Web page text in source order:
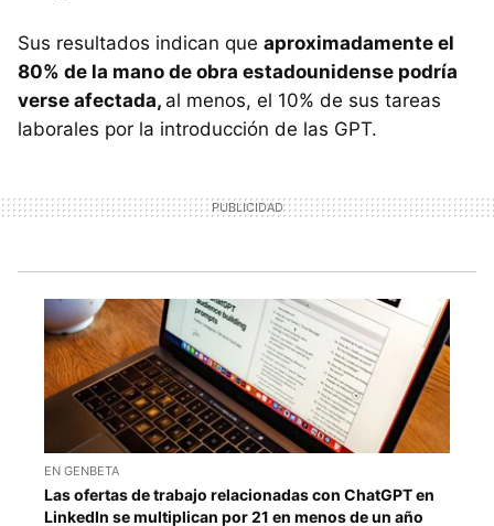
Sus resultados indican que aproximadamente el
80% de la mano de obra estadounidense podría
verse afectada, al menos, el 10% de sus tareas
laborales por la introducción de las GPT.
EN GENBETA
Las ofertas de trabajo relacionadas con ChatGPT en
LinkedIn se multiplican por 21 en menos de un año